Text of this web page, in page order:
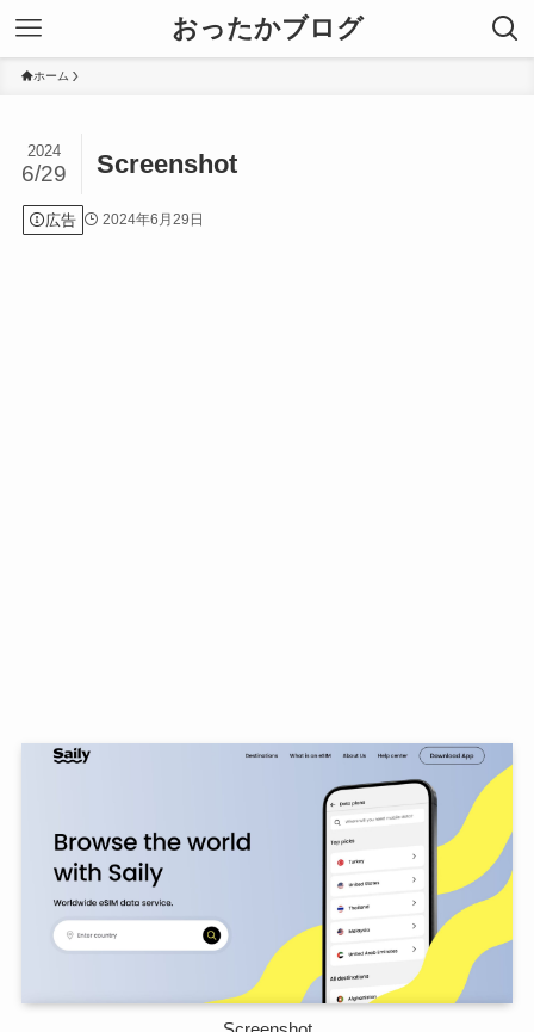
おったかブログ
ホーム
Screenshot
2024
6/29
広告 2024年6月29日